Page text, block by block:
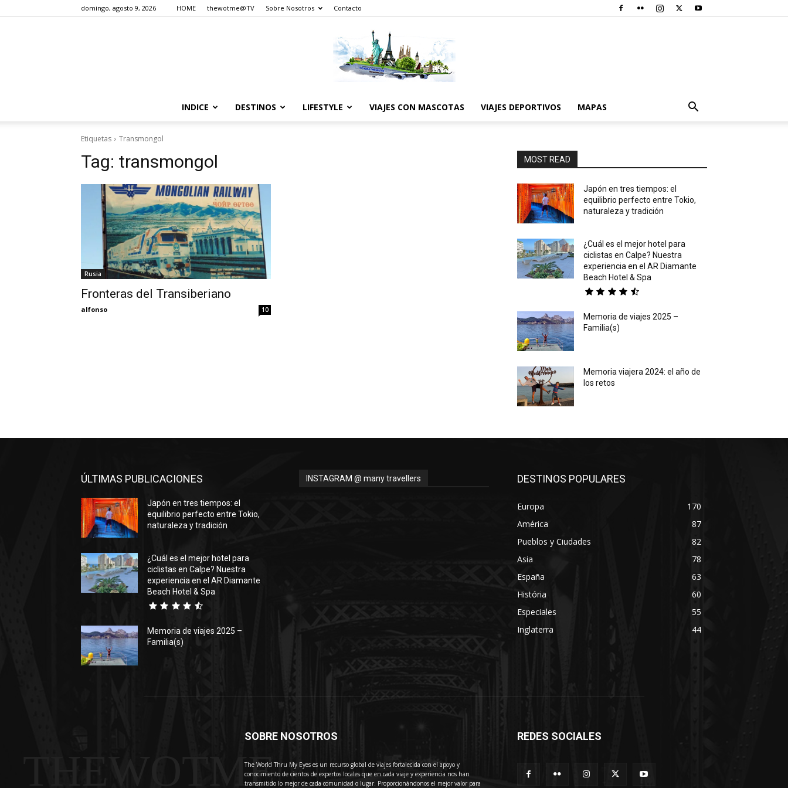
domingo, agosto 9, 2026 HOME thewotme@TV Sobre Nosotros Contacto
INDICE DESTINOS LIFESTYLE VIAJES CON MASCOTAS VIAJES DEPORTIVOS MAPAS
Etiquetas Transmongol
Tag: transmongol
Rusia
Fronteras del Transiberiano
alfonso 10
MOST READ
Japón en tres tiempos: el
equilibrio perfecto entre Tokio,
naturaleza y tradición
¿Cuál es el mejor hotel para
ciclistas en Calpe? Nuestra
experiencia en el AR Diamante
Beach Hotel & Spa
Memoria de viajes 2025 –
Familia(s)
Memoria viajera 2024: el año de
los retos
ÚLTIMAS PUBLICACIONES
Japón en tres tiempos: el
equilibrio perfecto entre Tokio,
naturaleza y tradición
¿Cuál es el mejor hotel para
ciclistas en Calpe? Nuestra
experiencia en el AR Diamante
Beach Hotel & Spa
Memoria de viajes 2025 –
Familia(s)
INSTAGRAM @ many travellers DESTINOS POPULARES
Europa
170
América
87
Pueblos y Ciudades
82
Asia
78
España
63
História
60
Especiales
55
Inglaterra
44
THEWOTME
SOBRE NOSOTROS
The World Thru My Eyes es un recurso global de viajes fortalecida con el apoyo y
conocimiento de cientos de expertos locales que en cada viaje y experiencia nos han
transmitido lo mejor de cada comunidad o lugar. Proporcionándonos el mejor valor para
REDES SOCIALES